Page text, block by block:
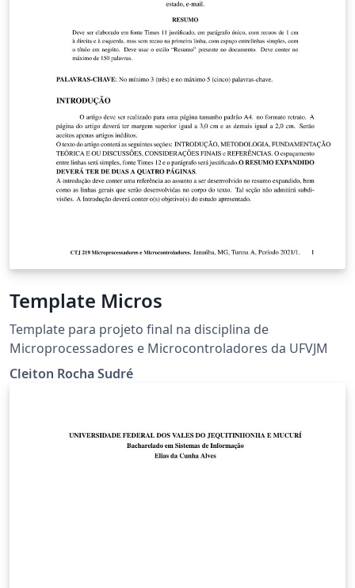
Template Micros
Template para projeto final na disciplina de
Microprocessadores e Microcontroladores da UFVJM
Cleiton Rocha Sudré